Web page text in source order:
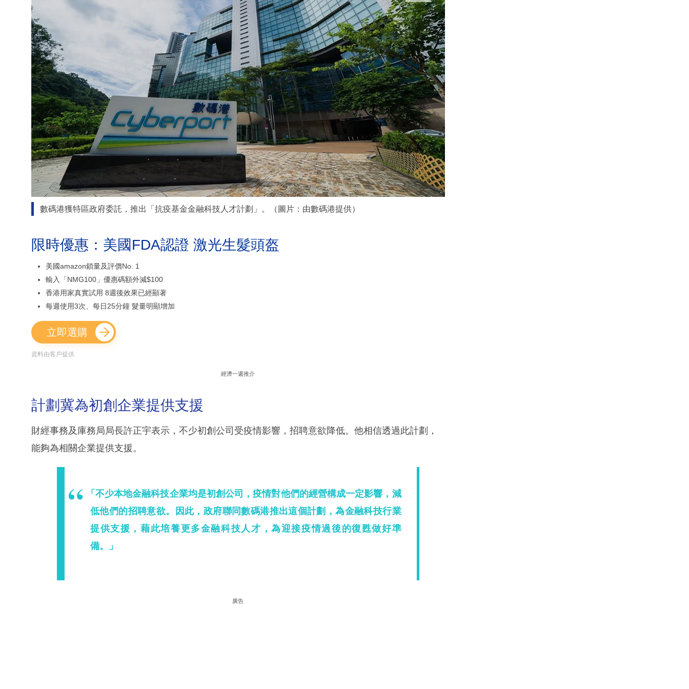
數碼港獲特區政府委託，推出「抗疫基金金融科技人才計劃」。（圖片：由數碼港提供）
限時優惠：美國FDA認證 激光生髮頭盔
美國amazon鎖量及評價No. 1
輸入「NMG100」優惠碼額外減$100
香港用家真實試用 8週後效果已經顯著
每週使用3次、每日25分鐘 髮量明顯增加
立即選購
資料由客戶提供
經濟一週推介
計劃冀為初創企業提供支援
財經事務及庫務局局長許正宇表示，不少初創公司受疫情影響，招聘意欲降低。他相信透過此計劃，
能夠為相關企業提供支援。
「不少本地金融科技企業均是初創公司，疫情對他們的經營構成一定影響，減
低他們的招聘意欲。因此，政府聯同數碼港推出這個計劃，為金融科技行業
提供支援，藉此培養更多金融科技人才，為迎接疫情過後的復甦做好準
備。」
廣告